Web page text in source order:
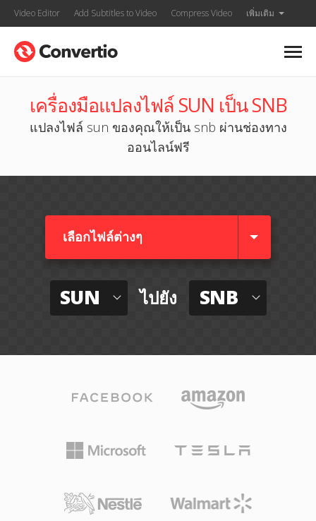
Video Editor Add Subtitles to Video Compress Video เพิ่มเติม
เครื่องมือแปลงไฟล์ SUN เป็น SNB
แปลงไฟล์ sun ของคุณให้เป็น snb ผ่านช่องทาง
ออนไลน์ฟรี
เลือกไฟล์ต่างๆ​
SUN ไปยัง SNB